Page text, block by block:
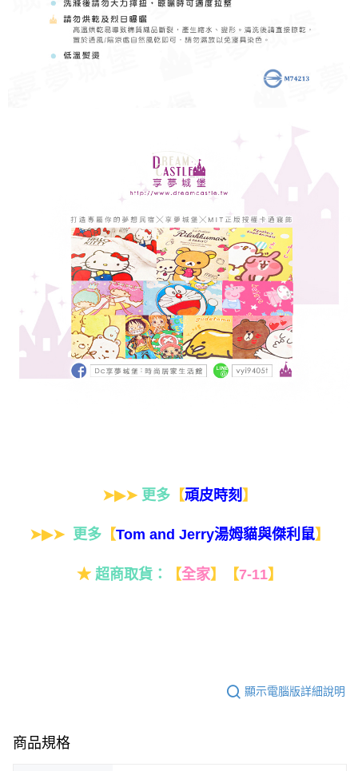
➤▶➤ 更多【頑皮時刻 】
➤▶➤ 更多【Tom and Jerry湯姆貓與傑利鼠】
★ 超商取貨： 【全家】 【7-11】
顯示電腦版詳細說明
商品規格